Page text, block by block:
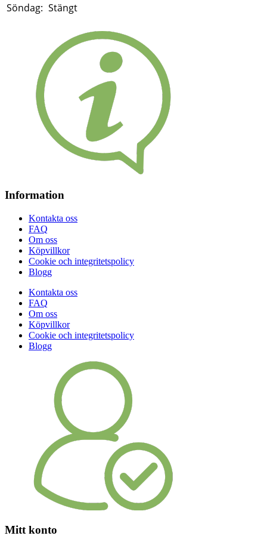
Söndag: Stängt
Information
Kontakta oss
FAQ
Om oss
Köpvillkor
Cookie och integritetspolicy
Blogg
Kontakta oss
FAQ
Om oss
Köpvillkor
Cookie och integritetspolicy
Blogg
Mitt konto